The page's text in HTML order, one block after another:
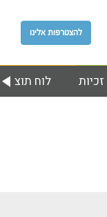
להצטרפות אלינו
לוח זכיות